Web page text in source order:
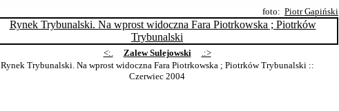
foto: Piotr Gapiński
<:. Zalew Sulejowski
.:>
Rynek Trybunalski. Na wprost widoczna Fara Piotrkowska ; Piotrków Trybunalski::
Czerwiec 2004